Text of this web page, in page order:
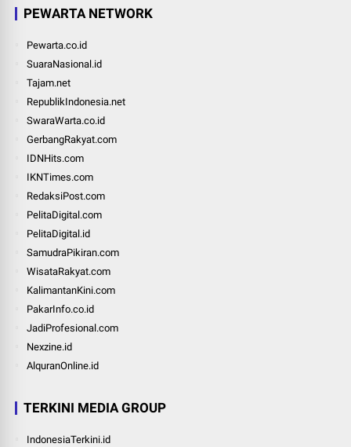
PEWARTA NETWORK
Pewarta.co.id
SuaraNasional.id
Tajam.net
RepublikIndonesia.net
SwaraWarta.co.id
GerbangRakyat.com
IDNHits.com
IKNTimes.com
RedaksiPost.com
PelitaDigital.com
PelitaDigital.id
SamudraPikiran.com
WisataRakyat.com
KalimantanKini.com
PakarInfo.co.id
JadiProfesional.com
Nexzine.id
AlquranOnline.id
TERKINI MEDIA GROUP
IndonesiaTerkini.id